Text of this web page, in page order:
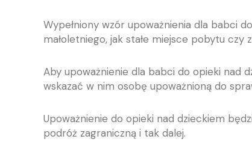
Wypełniony wzór upoważnienia dla babci
małoletniego, jak stałe miejsce pobytu czy
Aby upoważnienie dla babci do opieki nad
wskazać w nim osobę upoważnioną do
Upoważnienie do opieki nad dzieckiem
podróż zagraniczną i tak dalej.